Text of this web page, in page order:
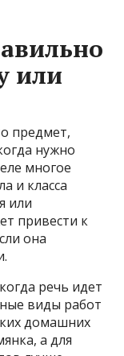
или
предмет,
нужно
многое
и класса
или
привести к
она
речь идет
виды работ
домашних
а для